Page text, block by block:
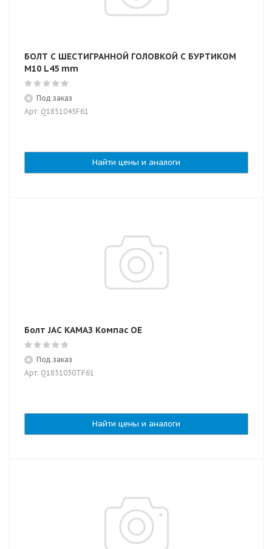
БОЛТ С ШЕСТИГРАННОЙ ГОЛОВКОЙ С БУРТИКОМ
М10 L45 mm
Под заказ
Арт: Q1851045F61
Найти цены и аналоги
Болт JAC КАМАЗ Компас OE
Под заказ
Арт: Q1851030TF61
Найти цены и аналоги